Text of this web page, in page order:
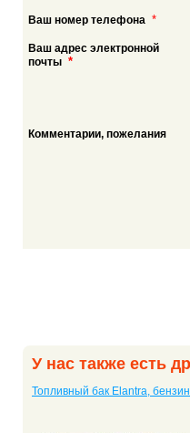
Ваш номер телефона *
Ваш адрес электронной
почты *
Комментарии, пожелания
У нас также есть
Топливный бак Elantra, бензин